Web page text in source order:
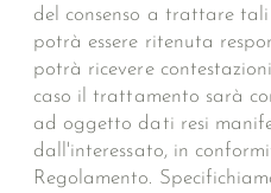
del consenso a trattare
potrà essere ritenuta
potrà ricevere
caso il trattamento sarà
ad oggetto dati resi
dall'interessato, in
Regolamento.